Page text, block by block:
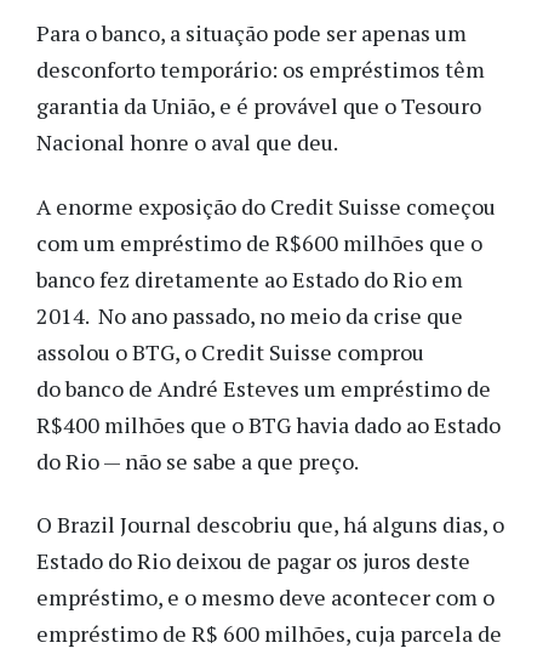
Para o banco, a situação pode ser apenas um
desconforto temporário: os empréstimos têm
garantia da União, e é provável que o Tesouro
Nacional honre o aval que deu.
A enorme exposição do Credit Suisse começou
com um empréstimo de R$600 milhões que o
banco fez diretamente ao Estado do Rio em
2014. No ano passado, no meio da crise que
assolou o BTG, o Credit Suisse comprou
do banco de André Esteves um empréstimo de
R$400 milhões que o BTG havia dado ao Estado
do Rio — não se sabe a que preço.
O Brazil Journal descobriu que, há alguns dias, o
Estado do Rio deixou de pagar os juros deste
empréstimo, e o mesmo deve acontecer com o
empréstimo de R$ 600 milhões, cuja parcela de